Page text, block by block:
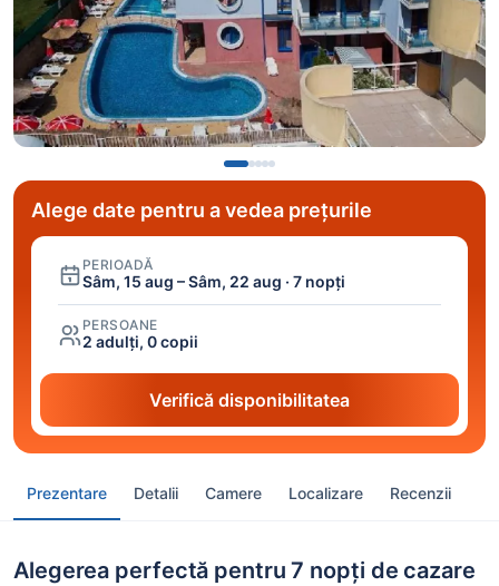
Alege date pentru a vedea prețurile
PERIOADĂ
Sâm, 15 aug – Sâm, 22 aug · 7 nopți
PERSOANE
2 adulți, 0 copii
Verifică disponibilitatea
Prezentare Detalii Camere Localizare Recenzii
Alegerea perfectă pentru 7 nopți de cazare